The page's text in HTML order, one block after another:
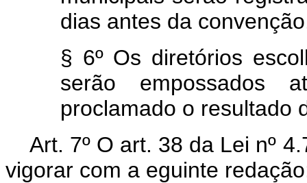
dias antes da
§ 6º Os diretórios
serão empossados
proclamado o resultado
Art. 7º O art. 38 da Lei nº
vigorar com a eguinte